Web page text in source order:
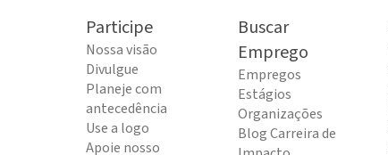
Participe
Nossa visão
Divulgue
Planeje com
antecedência
Use a logo
Apoie nosso
Buscar
Emprego
Empregos
Estágios
Organizações
Blog Carreira de